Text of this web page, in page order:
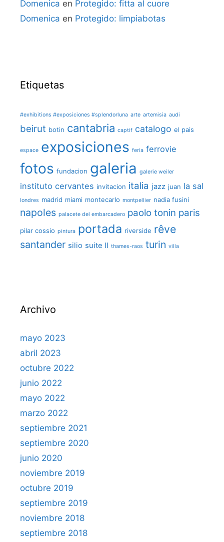
Domenica en Protegido: fitta al cuore
Domenica en Protegido: limpiabotas
Etiquetas
#exhibitions #exposiciones #splendorluna arte artemisia audi
beirut botin cantabria captif catalogo el pais
espace exposiciones feria ferrovie
fotos fundacion galeria galerie weiler
instituto cervantes invitacion italia jazz juan la sal
londres madrid miami montecarlo montpellier nadia fusini
napoles palacete del embarcadero paolo tonin paris
pilar cossio pintura portada riverside rêve
santander silio suite II thames-raos turin villa
Archivo
mayo 2023
abril 2023
octubre 2022
junio 2022
mayo 2022
marzo 2022
septiembre 2021
septiembre 2020
junio 2020
noviembre 2019
octubre 2019
septiembre 2019
noviembre 2018
septiembre 2018